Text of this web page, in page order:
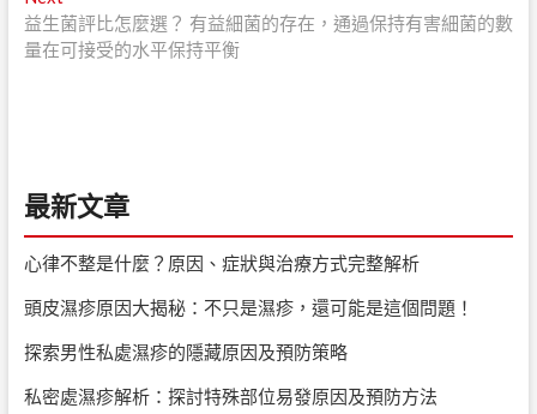
導
覽
post:
益生菌評比怎麼選？ 有益細菌的存在，通過保持有害細菌的數
量在可接受的水平保持平衡
最新文章
心律不整是什麼？原因、症狀與治療方式完整解析
頭皮濕疹原因大揭秘：不只是濕疹，還可能是這個問題！
探索男性私處濕疹的隱藏原因及預防策略
私密處濕疹解析：探討特殊部位易發原因及預防方法